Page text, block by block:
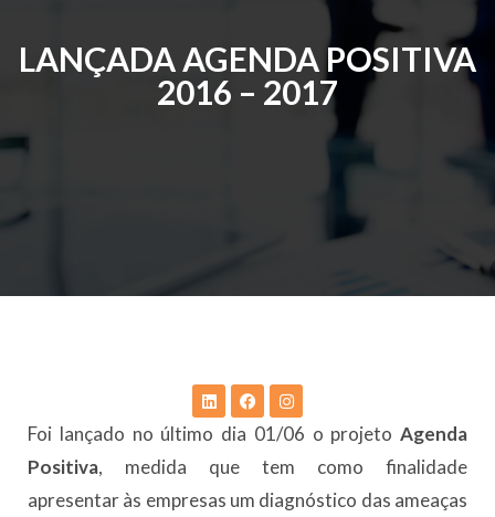
LANÇADA AGENDA POSITIVA
2016 – 2017
Foi lançado no último dia 01/06 o projeto Agenda
Positiva, medida que tem como finalidade
apresentar às empresas um diagnóstico das ameaças